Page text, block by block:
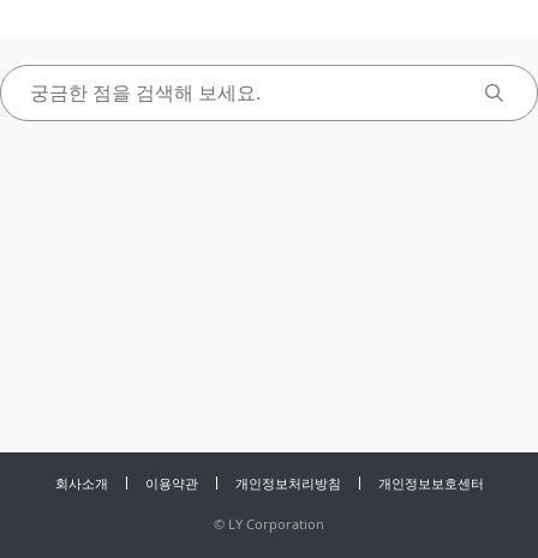
회사소개 이용약관 개인정보처리방침 개인정보보호센터
© LY Corporation